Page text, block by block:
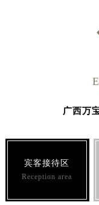
广西万
宾客接待区
Reception area